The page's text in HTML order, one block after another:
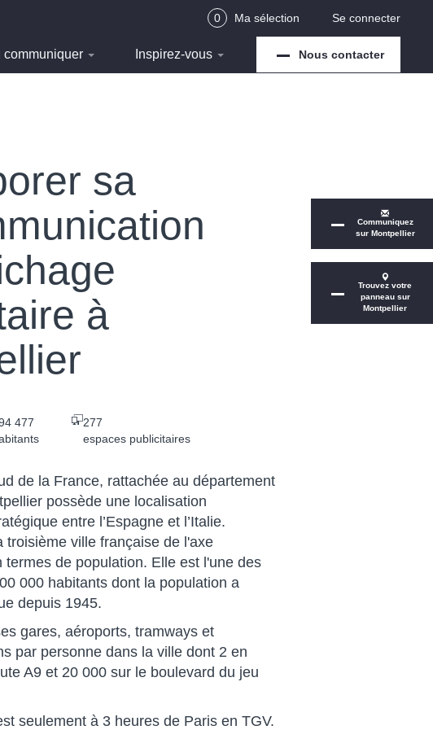
0 Ma sélection Se connecter
communiquer Inspirez-vous Nous contacter
Communiquez
sur Montpellier
Trouvez votre
panneau sur
Montpellier
sa
à
477
277
espaces publicitaires
de la France, rattachée au département
possède une localisation
entre l’Espagne et l’Italie.
troisième ville française de l'axe
termes de population. Elle est l'une des
000 habitants dont la population a
depuis 1945.
gares, aéroports, tramways et
par personne dans la ville dont 2 en
A9 et 20 000 sur le boulevard du jeu
seulement à 3 heures de Paris en TGV.